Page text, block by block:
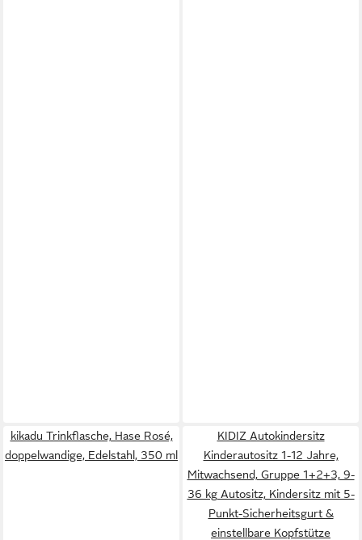
kikadu Trinkflasche, Hase Rosé,
doppelwandige, Edelstahl, 350 ml
KIDIZ Autokindersitz
Kinderautositz 1-12 Jahre,
Mitwachsend, Gruppe 1+2+3, 9-
36 kg Autositz, Kindersitz mit 5-
Punkt-Sicherheitsgurt &
einstellbare Kopfstütze